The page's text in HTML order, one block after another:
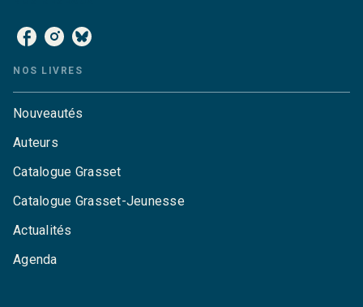
NOS LIVRES
Nouveautés
Auteurs
Catalogue Grasset
Catalogue Grasset-Jeunesse
Actualités
Agenda